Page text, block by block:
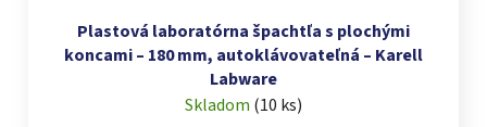
Plastová laboratórna špachtľa s plochými
koncami – 180 mm, autoklávovateľná – Karell
Labware
Skladom (10 ks)